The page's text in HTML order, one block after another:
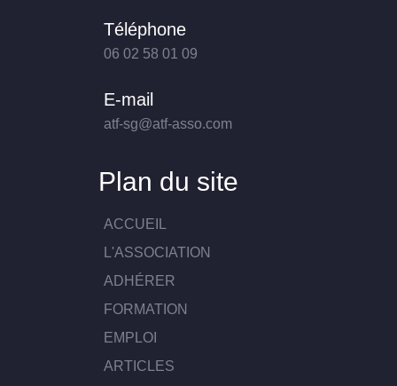
Téléphone
06 02 58 01 09
E-mail
atf-sg@atf-asso.com
Plan du site
ACCUEIL
L'ASSOCIATION
ADHÉRER
FORMATION
EMPLOI
ARTICLES